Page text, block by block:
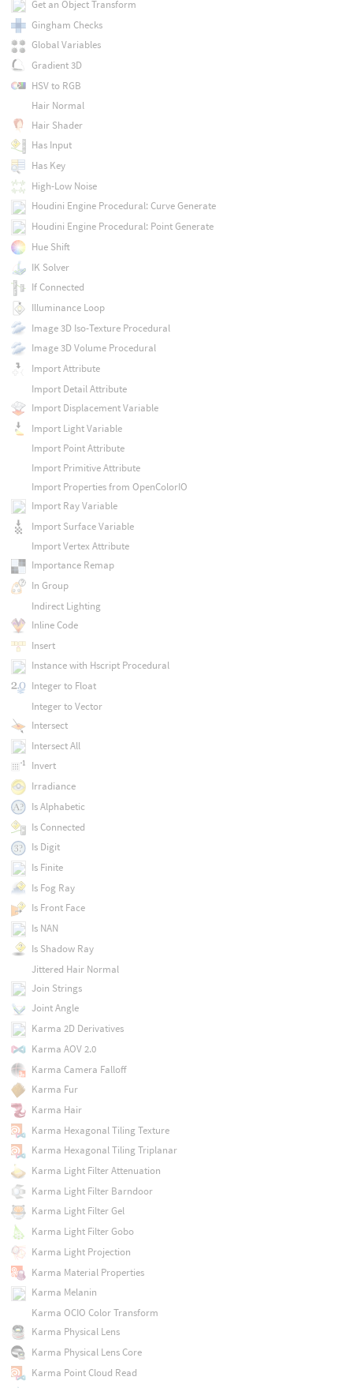
Get an Object Transform
Gingham Checks
Global Variables
Gradient 3D
HSV to RGB
Hair Normal
Hair Shader
Has Input
Has Key
High-Low Noise
Houdini Engine Procedural: Curve Generate
Houdini Engine Procedural: Point Generate
Hue Shift
IK Solver
If Connected
Illuminance Loop
Image 3D Iso-Texture Procedural
Image 3D Volume Procedural
Import Attribute
Import Detail Attribute
Import Displacement Variable
Import Light Variable
Import Point Attribute
Import Primitive Attribute
Import Properties from OpenColorIO
Import Ray Variable
Import Surface Variable
Import Vertex Attribute
Importance Remap
In Group
Indirect Lighting
Inline Code
Insert
Instance with Hscript Procedural
Integer to Float
Integer to Vector
Intersect
Intersect All
Invert
Irradiance
Is Alphabetic
Is Connected
Is Digit
Is Finite
Is Fog Ray
Is Front Face
Is NAN
Is Shadow Ray
Jittered Hair Normal
Join Strings
Joint Angle
Karma 2D Derivatives
Karma AOV 2.0
Karma Camera Falloff
Karma Fur
Karma Hair
Karma Hexagonal Tiling Texture
Karma Hexagonal Tiling Triplanar
Karma Light Filter Attenuation
Karma Light Filter Barndoor
Karma Light Filter Gel
Karma Light Filter Gobo
Karma Light Projection
Karma Material Properties
Karma Melanin
Karma OCIO Color Transform
Karma Physical Lens
Karma Physical Lens Core
Karma Point Cloud Read